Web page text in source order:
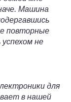
Машина
повторные
не
для
в нашей